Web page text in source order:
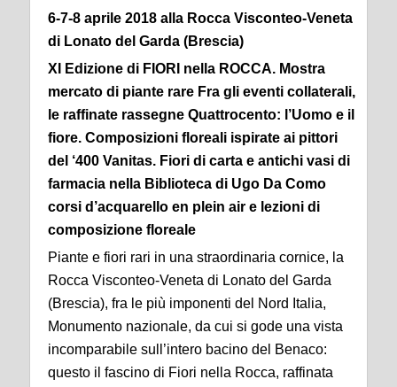
6-7-8 aprile 2018 alla Rocca Visconteo-Veneta
di Lonato del Garda (Brescia)
XI Edizione di FIORI nella ROCCA. Mostra
mercato di piante rare Fra gli eventi collaterali,
le raffinate rassegne Quattrocento: l’Uomo e il
fiore. Composizioni floreali ispirate ai pittori
del ‘400 Vanitas. Fiori di carta e antichi vasi di
farmacia nella Biblioteca di Ugo Da Como
corsi d’acquarello en plein air e lezioni di
composizione floreale
Piante e fiori rari in una straordinaria cornice, la
Rocca Visconteo-Veneta di Lonato del Garda
(Brescia), fra le più imponenti del Nord Italia,
Monumento nazionale, da cui si gode una vista
incomparabile sull’intero bacino del Benaco:
questo il fascino di Fiori nella Rocca, raffinata